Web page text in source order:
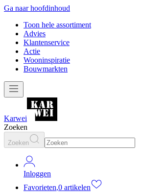
Ga naar hoofdinhoud
Toon hele assortiment
Advies
Klantenservice
Actie
Wooninspiratie
Bouwmarkten
Karwei
Zoeken
Zoeken
Inloggen
Favorieten,0 artikelen